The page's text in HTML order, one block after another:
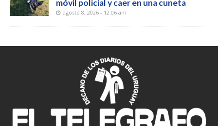
móvil policial y caer en una cuneta
agosto 8, 2026 - 12:06 am